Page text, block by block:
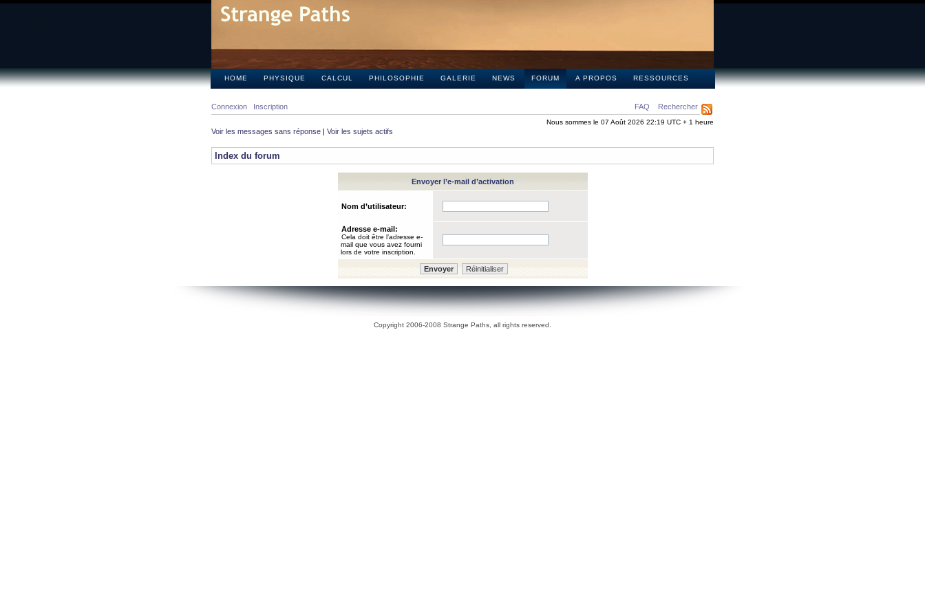
HOME PHYSIQUE CALCUL PHILOSOPHIE GALERIE NEWS FORUM A PROPOS RESSOURCES
FAQ Rechercher
Connexion Inscription
Nous sommes le 07 Août 2026 22:19 UTC + 1 heure
Voir les messages sans réponse | Voir les sujets actifs
Index du forum
Envoyer l’e-mail d’activation
Nom d’utilisateur:
Adresse e-mail:
Cela doit être l’adresse e-
mail que vous avez fourni
lors de votre inscription.
Copyright 2006-2008 Strange Paths, all rights reserved.